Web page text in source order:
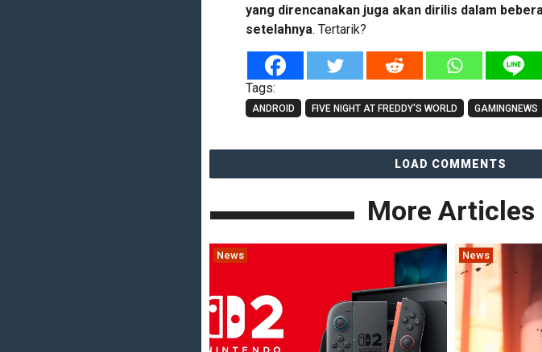
yang direncanakan juga akan dirilis dalam
setelahnya. Tertarik?
Tags:
ANDROID FIVE NIGHT AT FREDDY'S WORLD GAMINGNEWS
LOAD COMMENTS
More Articles
News News